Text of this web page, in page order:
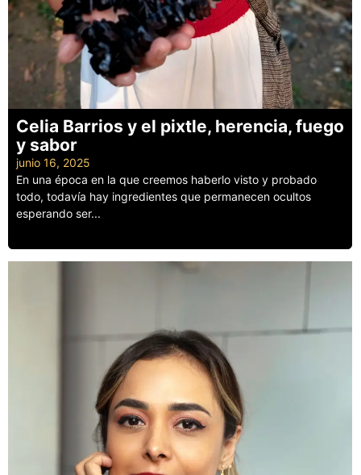
Celia Barrios y el pixtle, herencia, fuego
y sabor
junio 16, 2025
En una época en la que creemos haberlo visto y probado
todo, todavía hay ingredientes que permanecen ocultos
esperando ser...